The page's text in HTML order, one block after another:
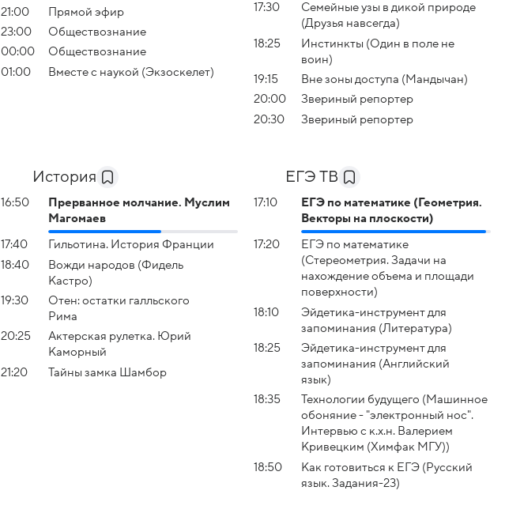
21:00
Прямой эфир
23:00
Обществознание
00:00
Обществознание
01:00
Вместе с наукой (Экзоскелет)
17:30
Семейные узы в дикой природе
(Друзья навсегда)
18:25
Инстинкты (Один в поле не
воин)
19:15
Вне зоны доступа (Мандычан)
20:00
Звериный репортер
20:30
Звериный репортер
История
16:50
Прерванное молчание. Муслим
Магомаев
17:40
Гильотина. История Франции
18:40
Вожди народов (Фидель
Кастро)
19:30
Отен: остатки галльского
Рима
20:25
Актерская рулетка. Юрий
Каморный
21:20
Тайны замка Шамбор
ЕГЭ ТВ
17:10
ЕГЭ по математике (Геометрия.
Векторы на плоскости)
17:20
ЕГЭ по математике
(Стереометрия. Задачи на
нахождение объема и площади
поверхности)
18:10
Эйдетика-инструмент для
запоминания (Литература)
18:25
Эйдетика-инструмент для
запоминания (Английский
язык)
18:35
Технологии будущего (Машинное
обоняние - "электронный нос".
Интервью с к.х.н. Валерием
Кривецким (Химфак МГУ))
18:50
Как готовиться к ЕГЭ (Русский
язык. Задания-23)